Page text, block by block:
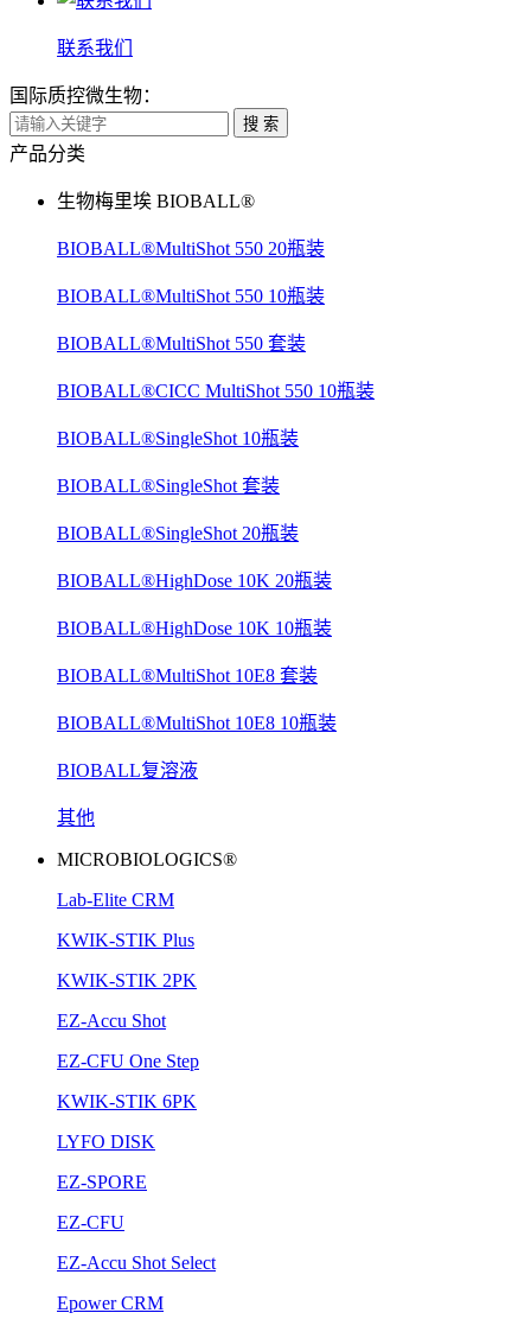
联系我们
国际质控微生物：
搜 索
产品分类
生物梅里埃 BIOBALL®
BIOBALL®MultiShot 550 20瓶装
BIOBALL®MultiShot 550 10瓶装
BIOBALL®MultiShot 550 套装
BIOBALL®CICC MultiShot 550 10瓶装
BIOBALL®SingleShot 10瓶装
BIOBALL®SingleShot 套装
BIOBALL®SingleShot 20瓶装
BIOBALL®HighDose 10K 20瓶装
BIOBALL®HighDose 10K 10瓶装
BIOBALL®MultiShot 10E8 套装
BIOBALL®MultiShot 10E8 10瓶装
BIOBALL复溶液
其他
MICROBIOLOGICS®
Lab-Elite CRM
KWIK-STIK Plus
KWIK-STIK 2PK
EZ-Accu Shot
EZ-CFU One Step
KWIK-STIK 6PK
LYFO DISK
EZ-SPORE
EZ-CFU
EZ-Accu Shot Select
Epower CRM